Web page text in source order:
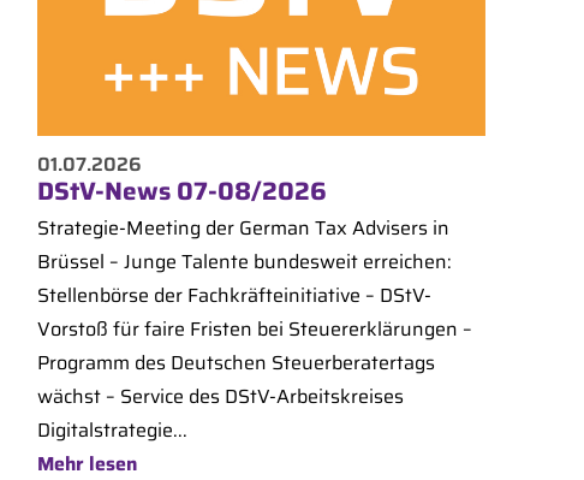
01.07.2026
DStV-News 07-08/2026
Strategie-Meeting der German Tax Advisers in
Brüssel – Junge Talente bundesweit erreichen:
Stellenbörse der Fachkräfteinitiative – DStV-
Vorstoß für faire Fristen bei Steuererklärungen –
Programm des Deutschen Steuerberatertags
wächst – Service des DStV-Arbeitskreises
Digitalstrategie...
Mehr lesen